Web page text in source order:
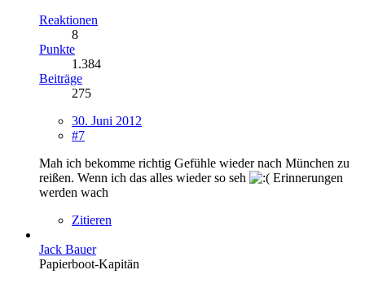
Reaktionen
8
Punkte
1.384
Beiträge
275
30. Juni 2012
#7
Mah ich bekomme richtig Gefühle wieder nach München zu
reißen. Wenn ich das alles wieder so seh
Erinnerungen
werden wach
Zitieren
Jack Bauer
Papierboot-Kapitän